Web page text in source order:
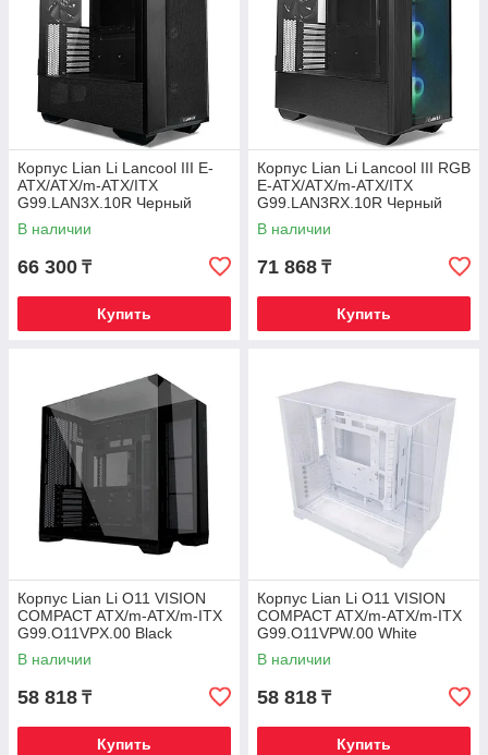
Корпус Lian Li Lancool III E-
ATX/ATX/m-ATX/ITX
G99.LAN3X.10R Черный
В наличии
66 300 ₸
Купить
Корпус Lian Li Lancool III RGB
E-ATX/ATX/m-ATX/ITX
G99.LAN3RX.10R Черный
В наличии
71 868 ₸
Купить
Корпус Lian Li O11 VISION
COMPACT ATX/m-ATX/m-ITX
G99.O11VPX.00 Black
В наличии
58 818 ₸
Купить
Корпус Lian Li O11 VISION
COMPACT ATX/m-ATX/m-ITX
G99.O11VPW.00 White
В наличии
58 818 ₸
Купить